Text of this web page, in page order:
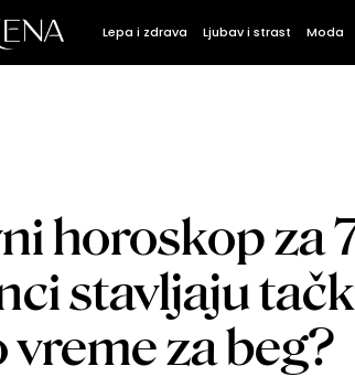
Lepa i zdrava Ljubav i strast Moda
horoskop za
stavljaju
vreme za beg?